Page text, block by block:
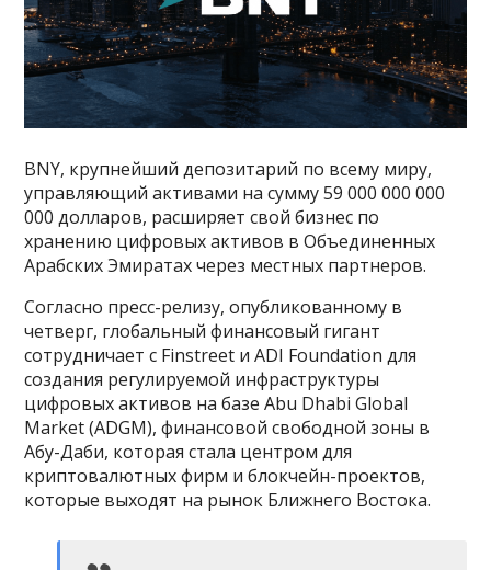
BNY, крупнейший депозитарий по всему миру,
управляющий активами на сумму 59 000 000 000
000 долларов, расширяет свой бизнес по
хранению цифровых активов в Объединенных
Арабских Эмиратах через местных партнеров.
Согласно пресс-релизу, опубликованному в
четверг, глобальный финансовый гигант
сотрудничает с Finstreet и ADI Foundation для
создания регулируемой инфраструктуры
цифровых активов на базе Abu Dhabi Global
Market (ADGM), финансовой свободной зоны в
Абу-Даби, которая стала центром для
криптовалютных фирм и блокчейн-проектов,
которые выходят на рынок Ближнего Востока.